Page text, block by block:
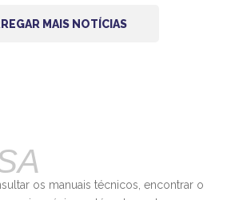
MAIS NOTÍCIAS
os manuais técnicos, encontrar o